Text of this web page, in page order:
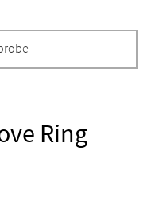
Ring